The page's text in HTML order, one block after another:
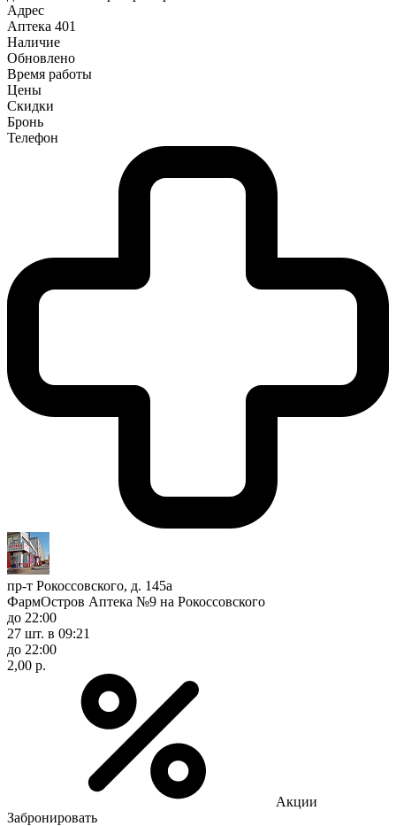
Адрес
Аптека 401
Наличие
Обновлено
Время работы
Цены
Скидки
Бронь
Телефон
пр-т Рокоссовского, д. 145а
ФармОстров Аптека №9 на Рокоссовского
до 22:00
27 шт. в 09:21
до 22:00
2,00 р.
Акции
Забронировать